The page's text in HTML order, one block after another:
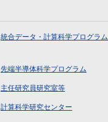
統合データ・計算科学プログラム
先端半導体科学プログラム
主任研究員研究室等
計算科学研究センター